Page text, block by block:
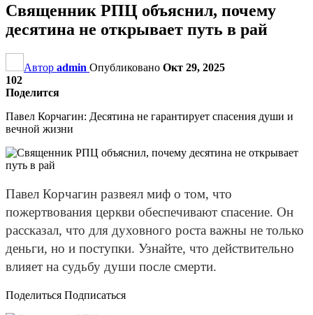
Священник РПЦ объяснил, почему
десятина не открывает путь в рай
Автор admin Опубликовано Окт 29, 2025
102
Поделится
Павел Корчагин: Десятина не гарантирует спасения души и
вечной жизни
Павел Корчагин развеял миф о том, что
пожертвования церкви обеспечивают спасение. Он
рассказал, что для духовного роста важны не только
деньги, но и поступки. Узнайте, что действительно
влияет на судьбу души после смерти.
Поделиться Подписаться